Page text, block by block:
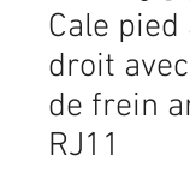
Cale pied
droit
de frein
RJ11